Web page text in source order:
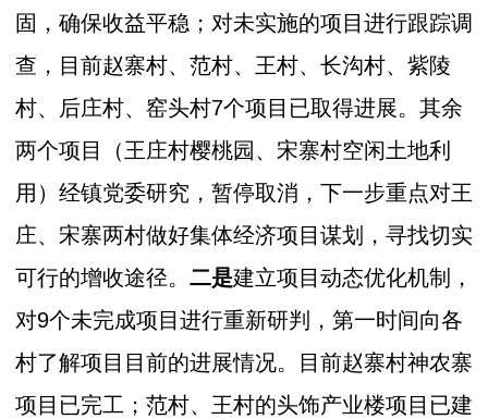
固，确保收益平稳；对未实施的项目进行跟踪调
查，目前赵寨村、范村、王村、长沟村、紫陵
村、后庄村、窑头村7个项目已取得进展。其余
两个项目（王庄村樱桃园、宋寨村空闲土地利
用）经镇党委研究，暂停取消，下一步重点对王
庄、宋寨两村做好集体经济项目谋划，寻找切实
可行的增收途径。 二是建立项目动态优化机制，
对9个未完成项目进行重新研判，第一时间向各
村了解项目目前的进展情况。目前赵寨村神农寨
项目已完工；范村、王村的头饰产业楼项目已建